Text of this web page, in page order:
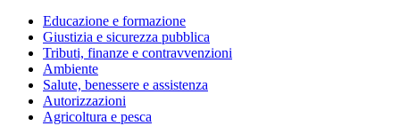
Educazione e formazione
Giustizia e sicurezza pubblica
Tributi, finanze e contravvenzioni
Ambiente
Salute, benessere e assistenza
Autorizzazioni
Agricoltura e pesca